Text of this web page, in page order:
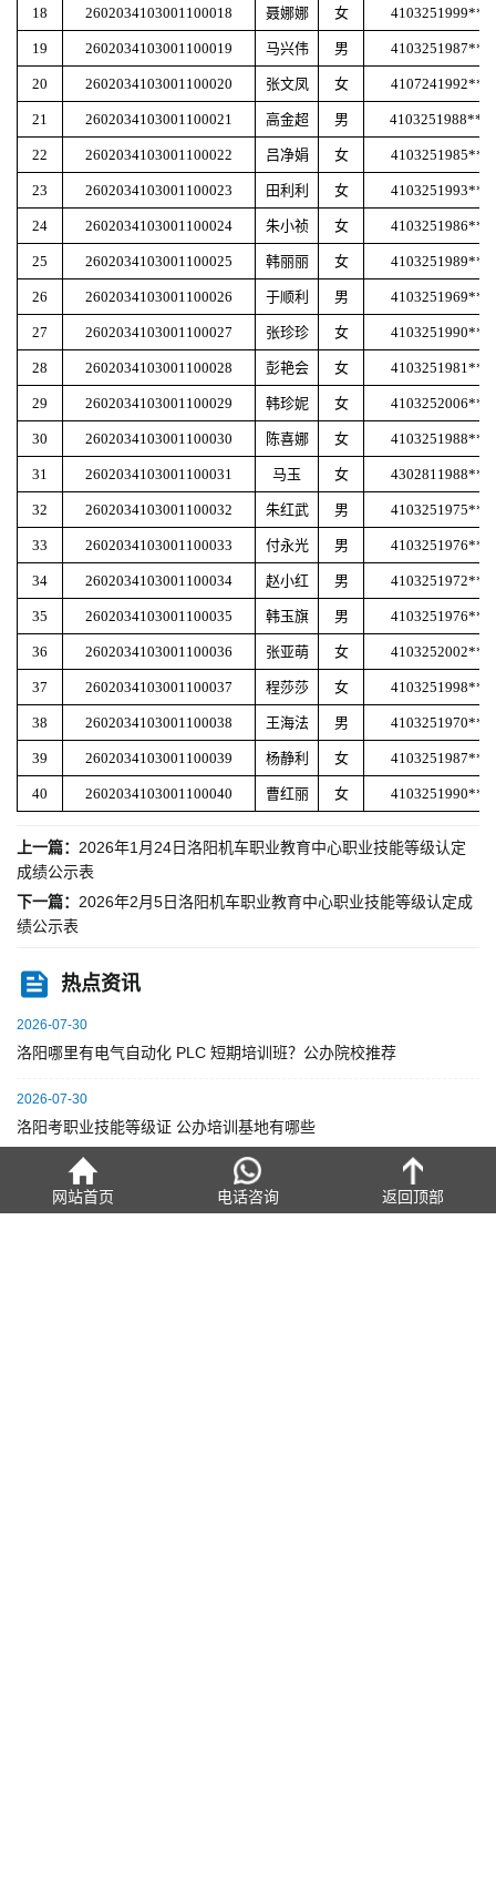
18 2602034103001100018 聂娜娜 女
19 2602034103001100019 马兴伟 男
20 2602034103001100020 张文凤 女
21 2602034103001100021 高金超 男
22 2602034103001100022 吕净娟 女
23 2602034103001100023 田利利 女
24 2602034103001100024 朱小祯 女
25 2602034103001100025 韩丽丽 女
26 2602034103001100026 于顺利 男
27 2602034103001100027 张珍珍 女
28 2602034103001100028 彭艳会 女
29 2602034103001100029 韩珍妮 女
30 2602034103001100030 陈喜娜 女
31 2602034103001100031 马玉 女
32 2602034103001100032 朱红武 男
33 2602034103001100033 付永光 男
34 2602034103001100034 赵小红 男
35 2602034103001100035 韩玉旗 男
36 2602034103001100036 张亚萌 女
37 2602034103001100037 程莎莎 女
38 2602034103001100038 王海法 男
39 2602034103001100039 杨静利 女
40 2602034103001100040 曹红丽 女
上一篇： 2026年1月24日洛阳机车职业教育中心职业技能等级认定
成绩公示表
下一篇： 2026年2月5日洛阳机车职业教育中心职业技能等级认定成
绩公示表
热点资讯
2026-07-30
洛阳哪里有电气自动化 PLC 短期培训班？公办院校推荐
2026-07-30
洛阳考职业技能等级证 公办培训基地有哪些
2026-07-30
技工院校高级工班比照大专待遇 洛阳哪些学校能读
网站首页 电话咨询 返回顶部